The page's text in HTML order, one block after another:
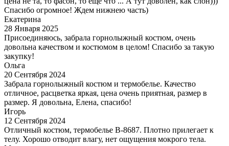
Спасибо огромное! Ждем нижнею часть)
Екатерина
28 Января 2025
Присоединяюсь, забрала горнолыжный костюм, очень
довольна качеством и костюмом в целом! Спасибо за такую
закупку!
Ольга
20 Сентября 2024
Забрала горнолыжный костюм и термобелье. Качество
отличное, расцветка яркая, цена очень приятная, размер в
размер. Я довольна, Елена, спасибо!
Игорь
12 Сентября 2024
Отличный костюм, термобелье В-8687. Плотно прилегает к
телу. Хорошо отводит влагу, нет ощущения мокрого тела.